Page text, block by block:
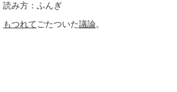
読み方：ふんぎ
もつれてごたついた議論。